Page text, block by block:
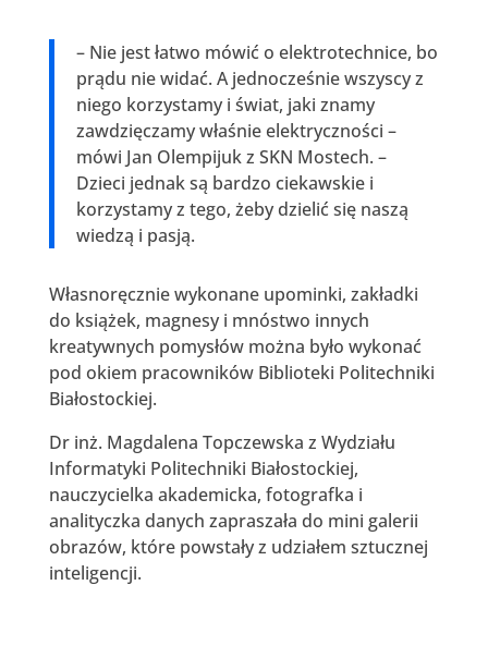
– Nie jest łatwo mówić o elektrotechnice, bo
prądu nie widać. A jednocześnie wszyscy z
niego korzystamy i świat, jaki znamy
zawdzięczamy właśnie elektryczności –
mówi Jan Olempijuk z SKN Mostech. –
Dzieci jednak są bardzo ciekawskie i
korzystamy z tego, żeby dzielić się naszą
wiedzą i pasją.
Własnoręcznie wykonane upominki, zakładki
do książek, magnesy i mnóstwo innych
kreatywnych pomysłów można było wykonać
pod okiem pracowników Biblioteki Politechniki
Białostockiej.
Dr inż. Magdalena Topczewska z Wydziału
Informatyki Politechniki Białostockiej,
nauczycielka akademicka, fotografka i
analityczka danych zapraszała do mini galerii
obrazów, które powstały z udziałem sztucznej
inteligencji.